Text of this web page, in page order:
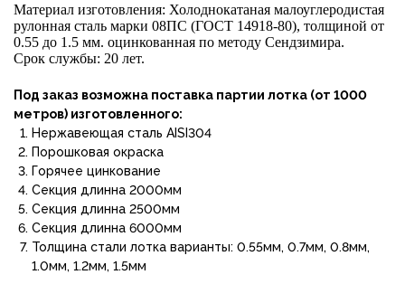
Материал изготовления: Холоднокатаная малоуглеродистая
рулонная сталь марки 08ПС (ГОСТ 14918-80), толщиной от
0.55 до 1.5 мм. оцинкованная по методу Сендзимира.
Срок службы: 20 лет.
Под заказ возможна поставка партии лотка (от 1000
метров) изготовленного:
Нержавеющая сталь AISI304
Порошковая окраска
Горячее цинкование
Секция длинна 2000мм
Секция длинна 2500мм
Секция длинна 6000мм
Толщина стали лотка варианты: 0.55мм, 0.7мм, 0.8мм,
1.0мм, 1.2мм, 1.5мм